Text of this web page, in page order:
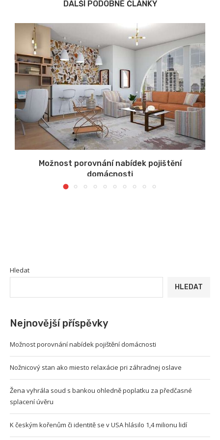
DALŠÍ PODOBNÉ ČLÁNKY
Možnost porovnání nabídek pojištění
domácnosti
Hledat
HLEDAT
Nejnovější příspěvky
Možnost porovnání nabídek pojištění domácnosti
Nožnicový stan ako miesto relaxácie pri záhradnej oslave
Žena vyhrála soud s bankou ohledně poplatku za předčasné
splacení úvěru
K českým kořenům či identitě se v USA hlásilo 1,4 milionu lidí